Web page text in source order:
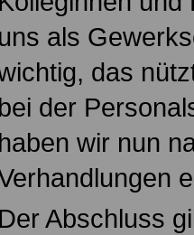
uns als
das
bei der
haben wir nun
Der Abschluss